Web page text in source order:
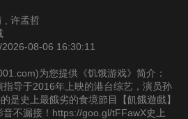
第20190929期
第20191020期
第20191110期 第20191117期
, 许孟哲
08-06 16:30:11
为您提供《饥饿游戏》简介：
指导于2016年上映的港台综艺，演员孙
是史上最餓劣的食境節目【飢餓遊戲】
不漏接！https://goo.gl/tFFawX史上